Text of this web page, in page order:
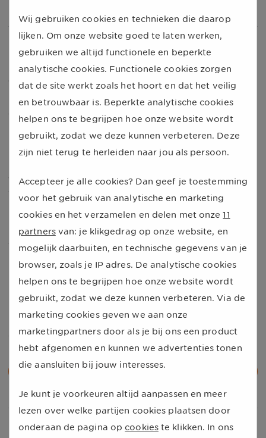
Mag ik mijn abonnement opzeggen?
Heeft u via UnitedConsumers een abonnement bij KPN
of Vodafone? Dan krijgt u helaas te maken met extra
kosten. Misschien vraagt u zich daarom af of u een
goedkopere optie kunt kiezen.
Dat hangt af van de duur van uw huidige contract. Een
prijsverhoging wegens inflatiecorrectie is volgens de
algemene voorwaarden geen geldige reden om
vroegtijdig op te zeggen. Uw contract opzeggen
(zonder nummerbehoud) is daarom pas mogelijk met
ingang van de einddatum van uw contract. Houd
daarnaast rekening met een opzegtermijn van één
maand.
Loopt uw contract binnen 4 maanden af? Dan
overstappen
kunt u kiezen om voordelig uw abonnement bij KPN of
Vodafone te
via UnitedConsumers.
Vergelijk sim only abonnementen
Mijn abonnement via UnitedConsumers
Wij gebruiken cookies en technieken die daarop
lijken. Om onze website goed te laten werken,
gebruiken we altijd functionele en beperkte
analytische cookies. Functionele cookies zorgen
dat de site werkt zoals het hoort en dat het veilig
en betrouwbaar is. Beperkte analytische cookies
helpen ons te begrijpen hoe onze website wordt
gebruikt, zodat we deze kunnen verbeteren. Deze
zijn niet terug te herleiden naar jou als persoon.
Accepteer je alle cookies? Dan geef je toestemming
voor het gebruik van analytische en marketing
cookies en het verzamelen en delen met onze 11
partners van: je klikgedrag op onze website, en
mogelijk daarbuiten, en technische gegevens van je
browser, zoals je IP adres. De analytische cookies
helpen ons te begrijpen hoe onze website wordt
gebruikt, zodat we deze kunnen verbeteren. Via de
marketing cookies geven we aan onze
marketingpartners door als je bij ons een product
hebt afgenomen en kunnen we advertenties tonen
die aansluiten bij jouw interesses.
Je kunt je voorkeuren altijd aanpassen en meer
lezen over welke partijen cookies plaatsen door
onderaan de pagina op cookies te klikken. In ons